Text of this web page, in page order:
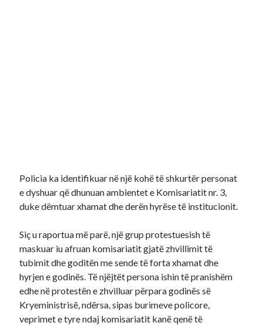
Policia ka identifikuar në një kohë të shkurtër personat
e dyshuar që dhunuan ambientet e Komisariatit nr. 3,
duke dëmtuar xhamat dhe derën hyrëse të institucionit.
Siç u raportua më parë, një grup protestuesish të
maskuar iu afruan komisariatit gjatë zhvillimit të
tubimit dhe goditën me sende të forta xhamat dhe
hyrjen e godinës. Të njëjtët persona ishin të pranishëm
edhe në protestën e zhvilluar përpara godinës së
Kryeministrisë, ndërsa, sipas burimeve policore,
veprimet e tyre ndaj komisariatit kanë qenë të